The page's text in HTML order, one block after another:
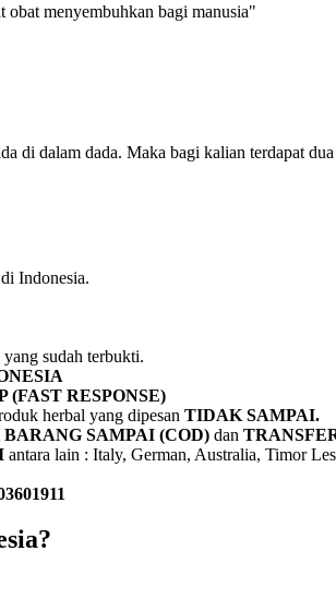
obat menyembuhkan bagi manusia"
di dalam dada. Maka bagi kalian terdapat
di Indonesia.
yang sudah terbukti.
(FAST RESPONSE)
herbal yang dipesan TIDAK SAMPAI.
SAMPAI (COD) dan
antara lain : Italy, German, Australia, Timor